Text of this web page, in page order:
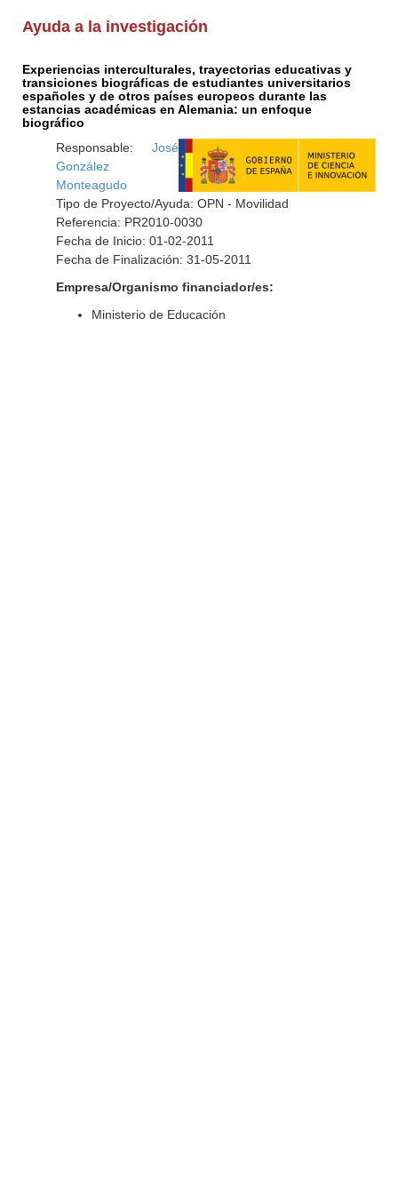
Ayuda a la investigación
Experiencias interculturales, trayectorias educativas y
transiciones biográficas de estudiantes universitarios
españoles y de otros países europeos durante las
estancias académicas en Alemania: un enfoque
biográfico
Responsable: José
González
Monteagudo
Tipo de Proyecto/Ayuda: OPN - Movilidad
Referencia: PR2010-0030
Fecha de Inicio: 01-02-2011
Fecha de Finalización: 31-05-2011
Empresa/Organismo financiador/es:
Ministerio de Educación